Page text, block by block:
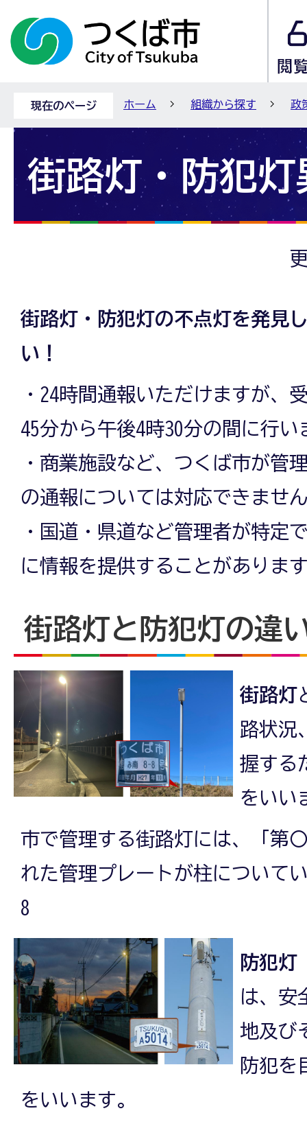
現在のページ ホーム 組織から探す 政
街路灯・防犯灯
街路灯・防犯灯の不点灯を発見
い！
・24時間通報いただけますが、
45分から午後4時30分の間に行い
・商業施設など、つくば市が管
の通報については対応できませ
・国道・県道など管理者が特定
に情報を提供することがありま
街路灯と防犯灯の違
街路灯
路状況
握する
をいい
市で管理する街路灯には、「第
れた管理プレートが柱について
8
防犯灯
は、安
地及び
防犯を
をいいます。